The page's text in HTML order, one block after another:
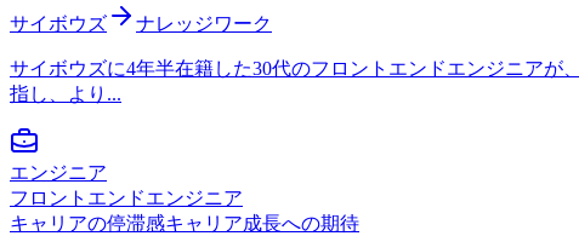
サイボウズ
ナレッジワーク
サイボウズに4年半在籍した30代のフロントエンドエンジニア
指し、より...
エンジニア
フロントエンドエンジニア
キャリアの停滞感キャリア成長への期待